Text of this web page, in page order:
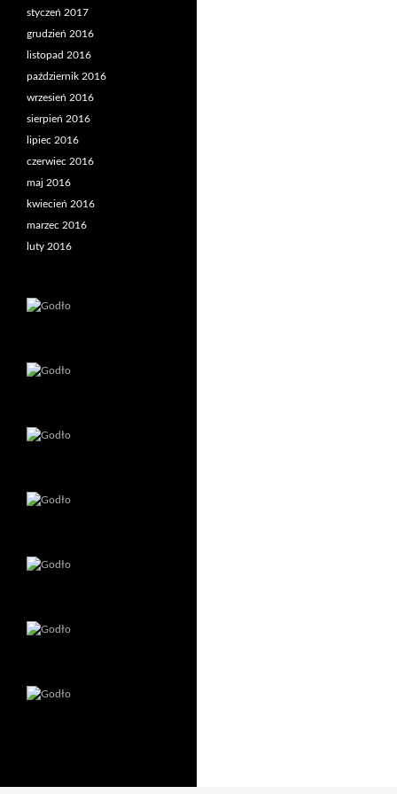
styczeń 2017
grudzień 2016
listopad 2016
październik 2016
wrzesień 2016
sierpień 2016
lipiec 2016
czerwiec 2016
maj 2016
kwiecień 2016
marzec 2016
luty 2016